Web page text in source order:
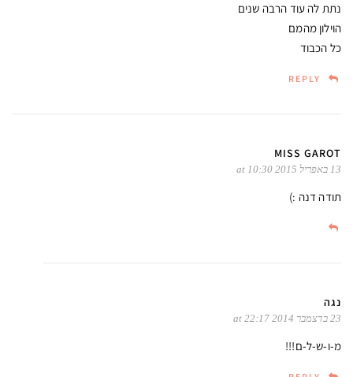
נתת לה עוד הרבה שנים
הוילון מהמם
כל הכבוד
REPLY
MISS GAROT
13 באפריל 2015 at 10:30
תודה דנה :)
נגה
23 בדצמבר 2014 at 22:17
מ-ו-ש-ל-ם!!!